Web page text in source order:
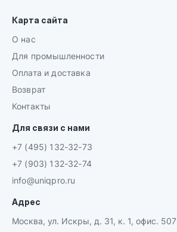
Карта сайта
О нас
Для промышленности
Оплата и доставка
Возврат
Контакты
Для связи с нами
+7 (495) 132-32-73
+7 (903) 132-32-74
info@uniqpro.ru
Адрес
Москва, ул. Искры, д. 31, к. 1, офис. 507